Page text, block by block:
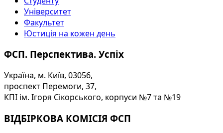
Університет
Факультет
Юстиція на кожен день
ФСП. Перспектива. Успіх
Україна, м. Київ, 03056,
проспект Перемоги, 37,
КПІ ім. Ігоря Сікорського, корпуси №7 та №19
ВІДБІРКОВА КОМІСІЯ ФСП